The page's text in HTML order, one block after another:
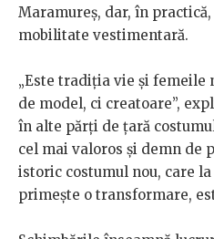
Maramureș, dar, în
mobilitate vestimentară.
„Este tradiția vie și femeile
de model, ci creatoare”,
în alte părți de țară
cel mai valoros și demn de
istoric costumul nou, care
primește o transformare,